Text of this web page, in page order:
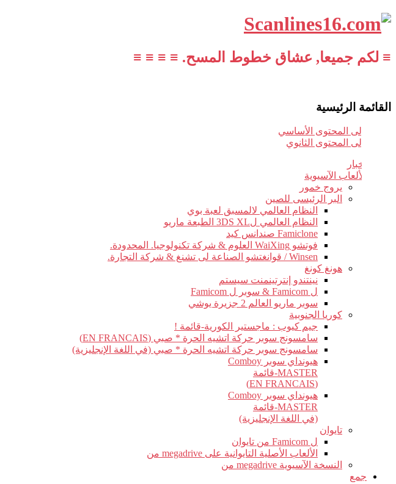
≡ لكم جميعا, عشاق خطوط المسح. ≡ ≡ ≡ ≡
القائمة الرئيسية
تخطي إلى المحتوى الأساسي
تخطي إلى المحتوى الثانوي
أخبار
الألعاب الآسيوية
يروج خمور
البر الرئيسى للصين
النظام العالمي لالمسبق لعبة بوي
النظام العالمي ل3DS XL الطبعة ماريو
Famiclone صندانس كيد
فوتشو WaiXing العلوم & شركة تكنولوجيا. المحدودة.
Winsen / قوانغتشو الصناعة لى تشنغ & شركة التجارة.
هونغ كونغ
نينتندو إنترتينمنت سيستم
ل Famicom & سوبر ل Famicom
سوبر ماريو العالم 2 جزيرة يوشي
كوريا الجنوبية
جيم كيوب : ماجستير الكورية-قائمة !
سامسونج سوبر حركة اتشيه الحرة * صبي (EN FRANCAIS)
سامسونج سوبر حركة اتشيه الحرة * صبي (في اللغة الإنجليزية)
هيونداي سوبر Comboy
MASTER-قائمة
(EN FRANCAIS)
هيونداي سوبر Comboy
MASTER-قائمة
(في اللغة الإنجليزية)
تايوان
ل Famicom من تايوان
الألعاب الأصلية التايوانية على megadrive من
النسخة الآسيوية megadrive من
جمع